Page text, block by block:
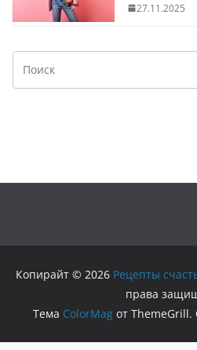
27.11.2025
Копирайт © 2026 Рецепты
права
Тема ColorMagот ThemeGrill.